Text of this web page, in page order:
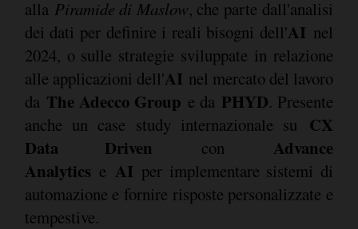
alla Piramide di Maslow, che parte dall'analisi
dei dati per definire i reali bisogni dell'AI nel
2024, o sulle strategie sviluppate in relazione
alle applicazioni dell'AI nel mercato del lavoro
da The Adecco Group e da PHYD. Presente
anche un case study internazionale su CX
Data Driven con Advance
Analytics e AI per implementare sistemi di
automazione e fornire risposte personalizzate e
tempestive.